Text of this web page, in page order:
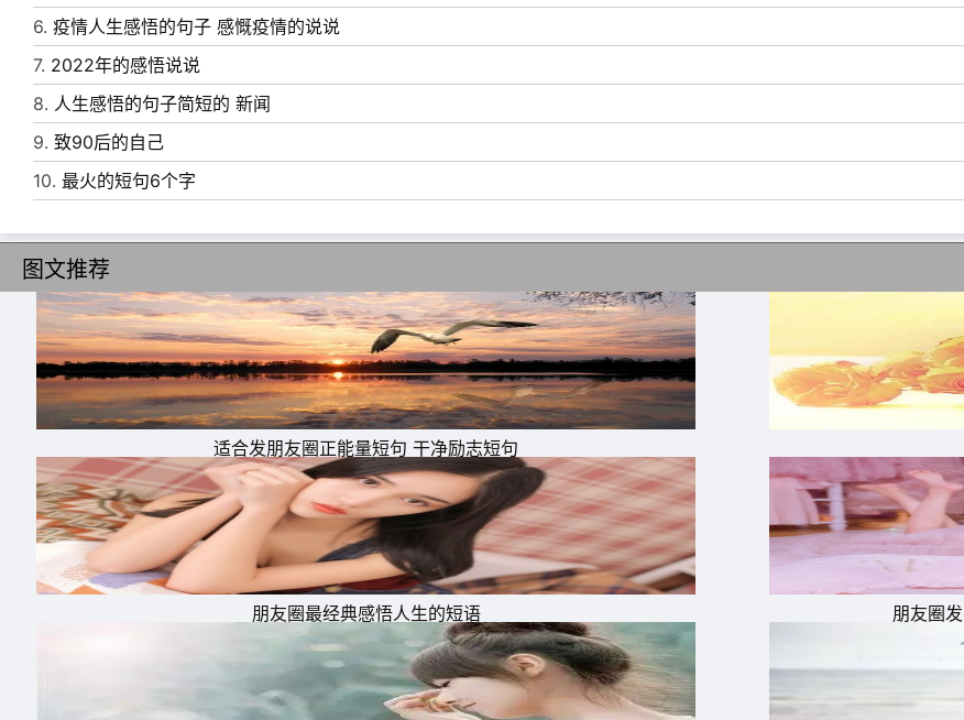
6、人活着没必要去讨好任何人，到头来还委屈自己，做人其实很简单，只要你把我当回事，你的事就是
事，如果你没把我当回事，你的事关我屁事。
7、有些人会让你看清一些事实，当你对他好时，他会感谢你，当你某一次没有对他好时，他会在心里记
很久，这样的人并不值得相交。因为，不是所有的人都能看穿你的不易，也不是所有的人都值得你去珍惜
8、这年头，不是所有人都领你的好意。惦记的话语被置之不理，炙热的心意被瞧之不起。
9、遇见不论早晚，真心才能相伴;朋友不论远近，懂得才有温暖。轰轰烈烈的，未必是真心;默默无声的
是无心。把一切交给时间，总会有答案。
10、不是你付出，别人就铭记于心;不是你帮助，别人就知道感恩。
6. 疫情人生感悟的句子 感慨疫情的说说
7. 2022年的感悟说说
8. 人生感悟的句子简短的 新闻
9. 致90后的自己
10. 最火的短句6个字
图文推荐
适合发朋友圈正能量短句 干净励志短句
朋友圈最经典感悟人生的短语 朋友圈